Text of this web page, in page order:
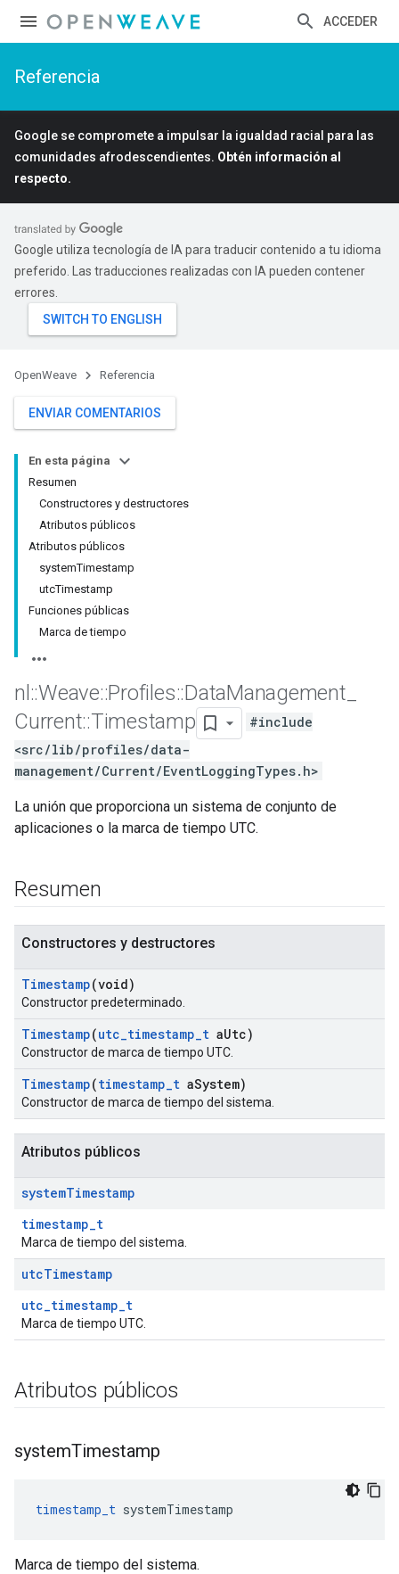
ACCEDER
Referencia
Google se compromete a impulsar la igualdad racial para las
comunidades afrodescendientes. Obtén información al
respecto.
Google utiliza tecnología de IA para traducir contenido a tu idioma
preferido. Las traducciones realizadas con IA pueden contener
errores.
OpenWeave Referencia
ENVIAR COMENTARIOS
En esta página
Resumen
Constructores y destructores
Atributos públicos
Atributos públicos
systemTimestamp
utcTimestamp
Funciones públicas
Marca de tiempo
nl ::Weave::Profiles::DataManagement
Current::Timestamp
#include
<src/lib/profiles/data-
management/Current/EventLoggingTypes.h>
La unión que proporciona un sistema de conjunto de
aplicaciones o la marca de tiempo UTC.
Resumen
Constructores y destructores
Timestamp(void)
Constructor predeterminado.
Timestamp(utc_timestamp_t aUtc)
Constructor de marca de tiempo UTC.
Timestamp(timestamp_t aSystem)
Constructor de marca de tiempo del sistema.
Atributos públicos
systemTimestamp
timestamp_t
Marca de tiempo del sistema.
utcTimestamp
utc_timestamp_t
Marca de tiempo UTC.
Atributos públicos
systemTimestamp
timestamp_t systemTimestamp
Marca de tiempo del sistema.